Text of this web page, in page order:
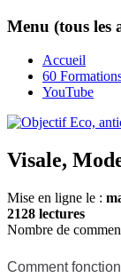
Menu (tous les
Accueil
60
YouTube
Visale,
Mise en ligne le :
2128 lectures
Nombre de
Comment